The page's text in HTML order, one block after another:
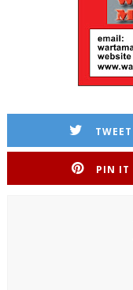
TWEET
PIN IT